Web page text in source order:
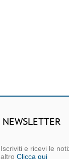
NEWSLETTER
Iscriviti e ricevi le
altro Clicca qui